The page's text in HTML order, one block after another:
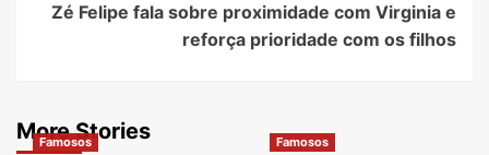
Zé Felipe fala sobre proximidade com Virginia e
reforça prioridade com os filhos
More Stories
Famosos Famosos